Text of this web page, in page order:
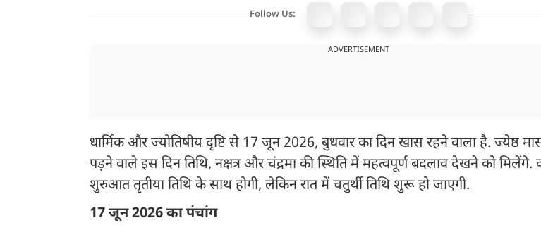
Follow Us:
ADVERTISEMENT
धार्मिक और ज्योतिषीय दृष्टि से 17 जून 2026, बुधवार का दिन खास रहने वाला है. ज्येष्ठ
पड़ने वाले इस दिन तिथि, नक्षत्र और चंद्रमा की स्थिति में महत्वपूर्ण बदलाव देखने को मिलेंगे.
शुरुआत तृतीया तिथि के साथ होगी, लेकिन रात में चतुर्थी तिथि शुरू हो जाएगी.
17 जून 2026 का पंचांग